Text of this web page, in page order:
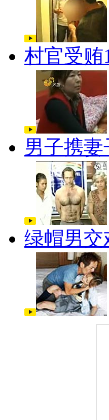
村官受贿
男子携
绿帽男